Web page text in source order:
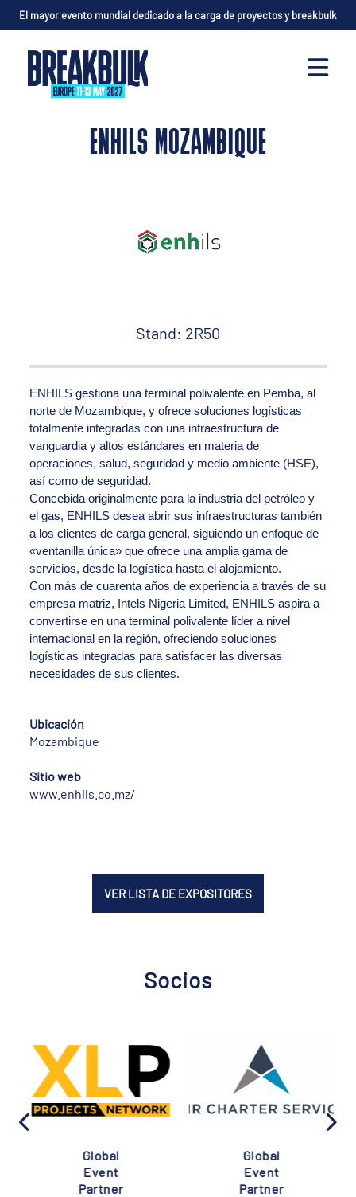
El mayor evento mundial dedicado a la carga de proyectos y breakbulk
ENHILS MOZAMBIQUE
Stand: 2R50
ENHILS gestiona una terminal polivalente en Pemba, al
norte de Mozambique, y ofrece soluciones logísticas
totalmente integradas con una infraestructura de
vanguardia y altos estándares en materia de
operaciones, salud, seguridad y medio ambiente (HSE),
así como de seguridad.
Concebida originalmente para la industria del petróleo y
el gas, ENHILS desea abrir sus infraestructuras también
a los clientes de carga general, siguiendo un enfoque de
«ventanilla única» que ofrece una amplia gama de
servicios, desde la logística hasta el alojamiento.
Con más de cuarenta años de experiencia a través de su
empresa matriz, Intels Nigeria Limited, ENHILS aspira a
convertirse en una terminal polivalente líder a nivel
internacional en la región, ofreciendo soluciones
logísticas integradas para satisfacer las diversas
necesidades de sus clientes.
Ubicación
Mozambique
Sitio web
www.enhils.co.mz/
VER LISTA DE EXPOSITORES
Socios
Global
Event
Partner
Global
Event
Partner